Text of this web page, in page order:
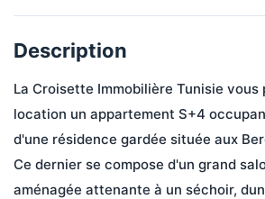
Description
La Croisette Immobilière Tunisie vous
location un appartement S+4
d'une résidence gardée située aux
Ce dernier se compose d'un grand
aménagée attenante à un séchoir,